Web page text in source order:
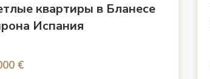
квартиры в Бланесе
Испания
€